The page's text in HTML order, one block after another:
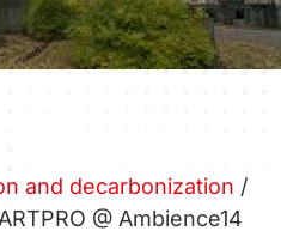
and decarbonization /
@ Ambience14